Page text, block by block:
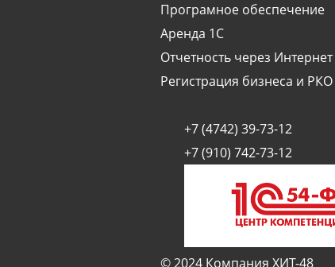
Програмное обеспечение
Аренда 1С
Отчетность через Интернет
Регистрация бизнеса и РКО
+7 (4742) 39-73-12
+7 (910) 742-73-12
© 2024 Компания ХИТ-48